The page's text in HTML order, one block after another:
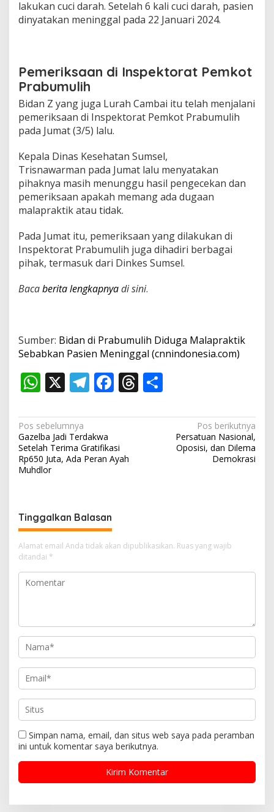
lakukan cuci darah. Setelah 6 kali cuci darah, pasien
dinyatakan meninggal pada 22 Januari 2024.
Pemeriksaan di Inspektorat Pemkot
Prabumulih
Bidan Z yang juga Lurah Cambai itu telah menjalani
pemeriksaan di Inspektorat Pemkot Prabumulih
pada Jumat (3/5) lalu.
Kepala Dinas Kesehatan Sumsel,
Trisnawarman pada Jumat lalu menyatakan
pihaknya masih menunggu hasil pengecekan dan
pemeriksaan apakah memang ada dugaan
malapraktik atau tidak.
Pada Jumat itu, pemeriksaan yang dilakukan di
Inspektorat Prabumulih juga dihadiri berbagai
pihak, termasuk dari Dinkes Sumsel.
Bacaberita lengkapnyadi sini.
Sumber: Bidan di Prabumulih Diduga Malapraktik
Sebabkan Pasien Meninggal (cnnindonesia.com)
W
at
s
A
p
X T
e
gr
a
F
e
b
o
T
re ar
N
a
v
a
s
i
p
o
Pos sebelumnya
Gazelba Jadi Terdakwa
Setelah Terima Gratifikasi
Rp650 Juta, Ada Peran Ayah
Muhdlor
Pos berikutnya
Persatuan Nasional,
Oposisi, dan Dilema
Demokrasi
Tinggalkan Balasan
Alamat email Anda tidak akan dipublikasikan. Ruas yang wajib
ditandai *
Simpan nama, email, dan situs web saya pada peramban
ini untuk komentar saya berikutnya.